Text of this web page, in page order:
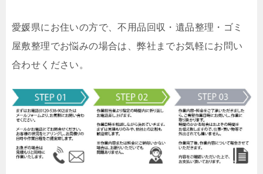
愛媛県にお住いの方で、不用品回収・遺品整理・ゴミ
屋敷整理でお悩みの場合は、弊社までお気軽にお問い
合わせください。